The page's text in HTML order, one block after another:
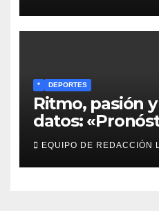
* DEPORTES
Ritmo, pasión
datos:
Musical» se
domingos en
90.3 FM
EQUIPO DE REDACCIÓN